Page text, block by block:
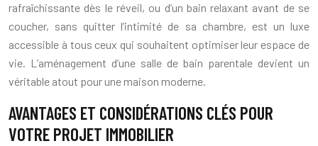
rafraîchissante dès le réveil, ou d’un bain relaxant avant de se
coucher, sans quitter l’intimité de sa chambre, est un luxe
accessible à tous ceux qui souhaitent optimiser leur espace de
vie. L’aménagement d’une salle de bain parentale devient un
véritable atout pour une maison moderne.
AVANTAGES ET CONSIDÉRATIONS CLÉS POUR
VOTRE PROJET IMMOBILIER